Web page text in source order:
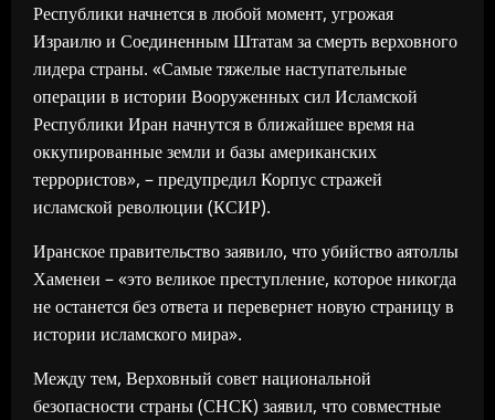
Республики начнется в любой момент, угрожая
Израилю и Соединенным Штатам за смерть верховного
лидера страны. «Самые тяжелые наступательные
операции в истории Вооруженных сил Исламской
Республики Иран начнутся в ближайшее время на
оккупированные земли и базы американских
террористов», – предупредил Корпус стражей
исламской революции (КСИР).
Иранское правительство заявило, что убийство аятоллы
Хаменеи – «это великое преступление, которое никогда
не останется без ответа и перевернет новую страницу в
истории исламского мира».
Между тем, Верховный совет национальной
безопасности страны (СНСК) заявил, что совместные